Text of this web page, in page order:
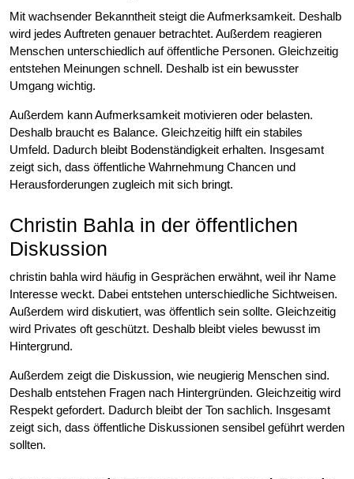
Mit wachsender Bekanntheit steigt die Aufmerksamkeit. Deshalb
wird jedes Auftreten genauer betrachtet. Außerdem reagieren
Menschen unterschiedlich auf öffentliche Personen. Gleichzeitig
entstehen Meinungen schnell. Deshalb ist ein bewusster
Umgang wichtig.
Außerdem kann Aufmerksamkeit motivieren oder belasten.
Deshalb braucht es Balance. Gleichzeitig hilft ein stabiles
Umfeld. Dadurch bleibt Bodenständigkeit erhalten. Insgesamt
zeigt sich, dass öffentliche Wahrnehmung Chancen und
Herausforderungen zugleich mit sich bringt.
Christin Bahla in der öffentlichen
Diskussion
christin bahla wird häufig in Gesprächen erwähnt, weil ihr Name
Interesse weckt. Dabei entstehen unterschiedliche Sichtweisen.
Außerdem wird diskutiert, was öffentlich sein sollte. Gleichzeitig
wird Privates oft geschützt. Deshalb bleibt vieles bewusst im
Hintergrund.
Außerdem zeigt die Diskussion, wie neugierig Menschen sind.
Deshalb entstehen Fragen nach Hintergründen. Gleichzeitig wird
Respekt gefordert. Dadurch bleibt der Ton sachlich. Insgesamt
zeigt sich, dass öffentliche Diskussionen sensibel geführt werden
sollten.